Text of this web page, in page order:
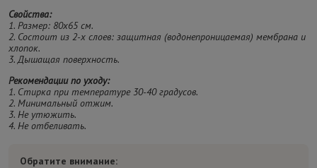
Свойства:
1. Размер: 80х65 см.
2. Состоит из 2-х слоев: защитная (водонепроницаемая) мембрана и
хлопок.
3. Дышащая поверхность.
Рекомендации по уходу:
1. Стирка при температуре 30-40 градусов.
2. Минимальный отжим.
3. Не утюжить.
4. Не отбеливать.
Обратите внимание: